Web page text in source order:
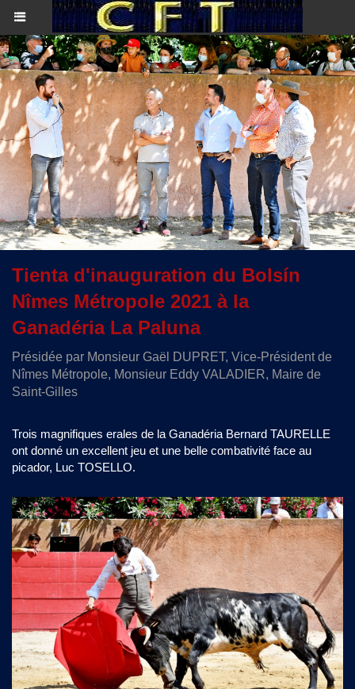
Tienta d'inauguration du Bolsín
Nîmes Métropole 2021 à la
Ganadéria La Paluna
Présidée par Monsieur Gaël DUPRET, Vice-Président de
Nîmes Métropole, Monsieur Eddy VALADIER, Maire de
Saint-Gilles
Trois magnifiques erales de la Ganadéria Bernard TAURELLE
ont donné un excellent jeu et une belle combativité face au
picador, Luc TOSELLO.